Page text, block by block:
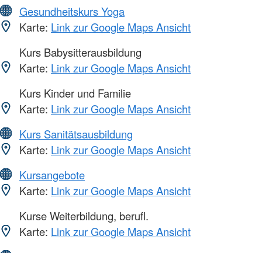
Gesundheitskurs Yoga
Karte: Link zur Google Maps Ansicht
Kurs Babysitterausbildung
Karte: Link zur Google Maps Ansicht
Kurs Kinder und Familie
Karte: Link zur Google Maps Ansicht
Kurs Sanitätsausbildung
Karte: Link zur Google Maps Ansicht
Kursangebote
Karte: Link zur Google Maps Ansicht
Kurse Weiterbildung, berufl.
Karte: Link zur Google Maps Ansicht